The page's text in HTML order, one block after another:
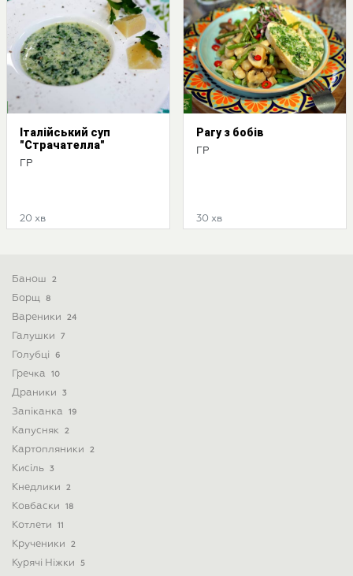
Італійський суп
"Страчателла"
ГР
20 хв
Рагу з бобів
ГР
30 хв
Банош 2
Борщ 8
Вареники 24
Галушки 7
Голубці 6
Гречка 10
Драники 3
Запіканка 19
Капусняк 2
Картопляники 2
Кисіль 3
Кнедлики 2
Ковбаски 18
Котлети 11
Крученики 2
Курячі Ніжки 5